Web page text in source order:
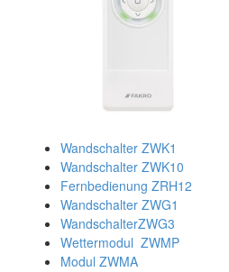
Wandschalter ZWK1
Wandschalter ZWK10
Fernbedienung ZRH12
Wandschalter ZWG1
WandschalterZWG3
Wettermodul ZWMP
Modul ZWMA